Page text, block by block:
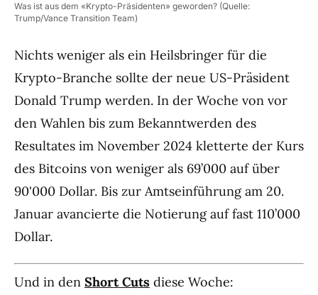
Was ist aus dem «Krypto-Präsidenten» geworden? (Quelle:
Trump/Vance Transition Team)
Nichts weniger als ein Heilsbringer für die
Krypto-Branche sollte der neue US-Präsident
Donald Trump werden. In der Woche von vor
den Wahlen bis zum Bekanntwerden des
Resultates im November 2024 kletterte der Kurs
des Bitcoins von weniger als 69’000 auf über
90'000 Dollar. Bis zur Amtseinführung am 20.
Januar avancierte die Notierung auf fast 110’000
Dollar.
Und in den Short Cuts diese Woche: